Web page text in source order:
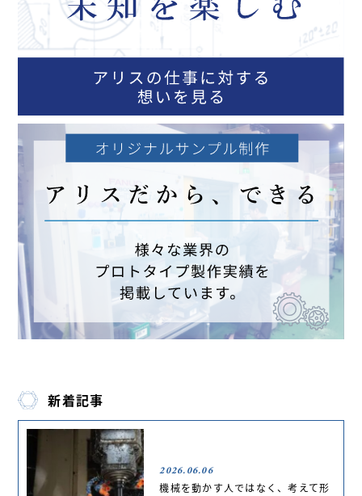
新着記事
2026.06.06
機械を動かす人ではなく、考えて形